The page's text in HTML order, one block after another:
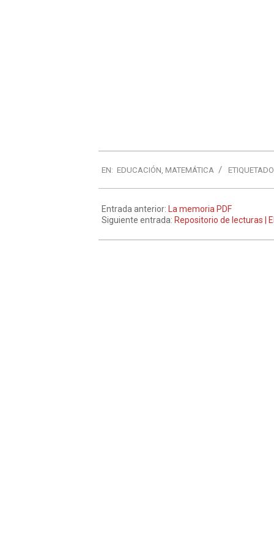
EN: EDUCACIÓN MATEMÁTICA
Entrada anterior:
La memoria PDF
Siguiente entrada: Repositorio de lecturas |